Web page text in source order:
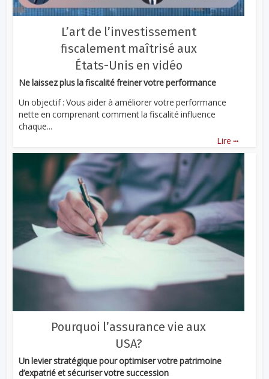
L’art de l’investissement
fiscalement maîtrisé aux
États-Unis en vidéo
Ne laissez plus la fiscalité freiner votre performance
Un objectif : Vous aider à améliorer votre performance
nette en comprenant comment la fiscalité influence
chaque...
Lire ...
Pourquoi l’assurance vie aux
USA?
Un levier stratégique pour optimiser votre patrimoine
d’expatrié et sécuriser votre succession